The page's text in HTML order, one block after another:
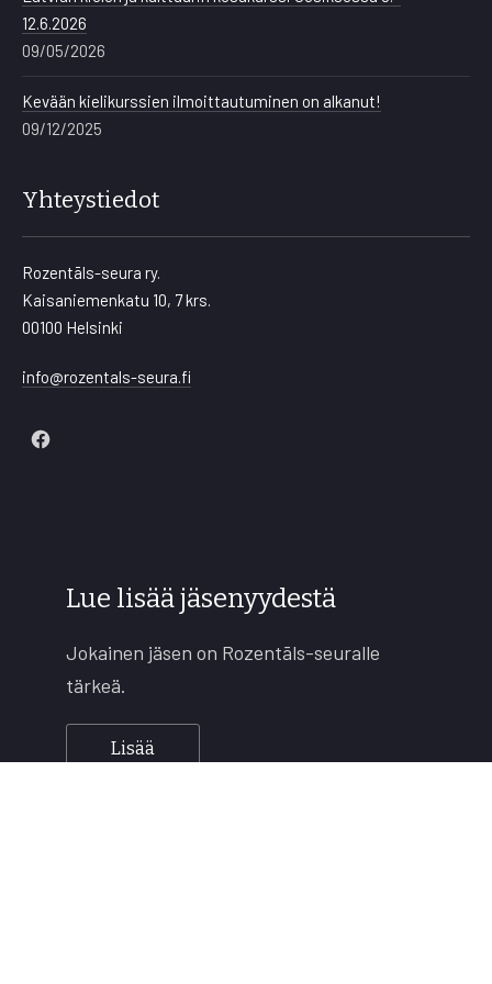
12.6.2026
09/05/2026
Kevään kielikurssien ilmoittautuminen on alkanut!
09/12/2025
Yhteystiedot
Rozentāls-seura ry.
Kaisaniemenkatu 10, 7 krs.
00100 Helsinki
info@rozentals-seura.fi
New
Lue lisää jäsenyydestä
Jokainen jäsen on Rozentāls-seuralle
tärkeä.
Lisää